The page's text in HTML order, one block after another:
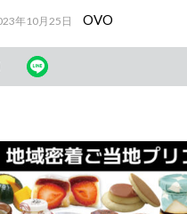
年10月25日 OVO